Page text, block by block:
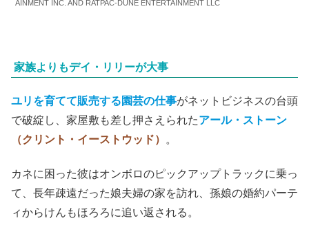
AINMENT INC. AND RATPAC-DUNE ENTERTAINMENT LLC
家族よりもデイ・リリーが大事
ユリを育てて販売する園芸の仕事がネットビジネスの台頭
で破綻し、家屋敷も差し押さえられたアール・ストーン
（クリント・イーストウッド）
。
カネに困った彼はオンボロのピックアップトラックに乗っ
て、長年疎遠だった娘夫婦の家を訪れ、孫娘の婚約パーテ
ィからけんもほろろに追い返される。